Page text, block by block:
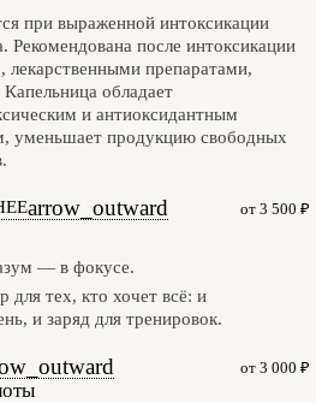
при выраженной интоксикации
Рекомендована после интоксикации
лекарственными препаратами,
обладает
и антиоксидантным
уменьшает продукцию свободных
arrow_outward от 3 500 ₽
— в фокусе.
для тех, кто хочет всё: и
и заряд для тренировок.
от 3 000 ₽